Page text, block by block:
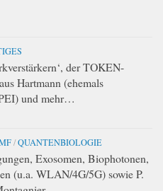
der TOKEN-
Hartmann (ehemals
und mehr…
/QUANTENBIOLOGIE
Exosomen, Biophotonen,
(u.a. WLAN/4G/5G) sowie P.